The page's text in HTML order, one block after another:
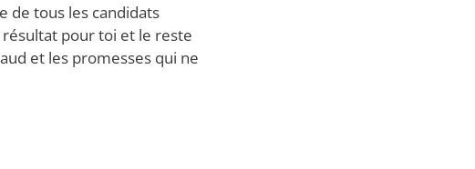
de tous les candidats
pour toi et le reste
et les promesses qui ne